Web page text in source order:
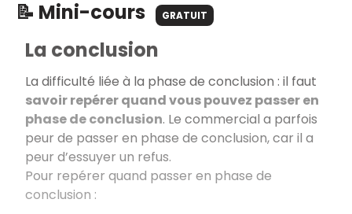
📝 Mini-cours GRATUIT
La conclusion
La difficulté liée à la phase de conclusion : il faut
savoir repérer quand vous pouvez passer en
phase de conclusion. Le commercial a parfois
peur de passer en phase de conclusion, car il a
peur d’essuyer un refus.
Pour repérer quand passer en phase de
conclusion :